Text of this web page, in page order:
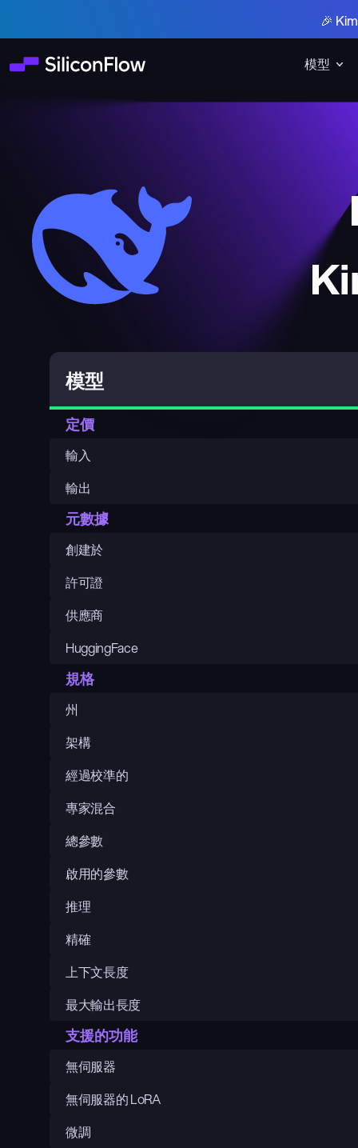
模型
🎉
模型
定價
輸入
輸出
元數據
創建於
許可證
供應商
HuggingFace
規格
州
架構
經過校準的
專家混合
總參數
啟用的參數
推理
精確
上下文長度
最大輸出長度
支援的功能
無伺服器
無伺服器的 LoRA
微調